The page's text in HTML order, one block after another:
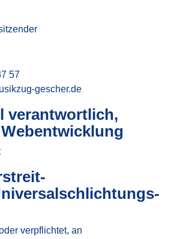
57
gescher.de
verantwortlich,
verpflichtet, an